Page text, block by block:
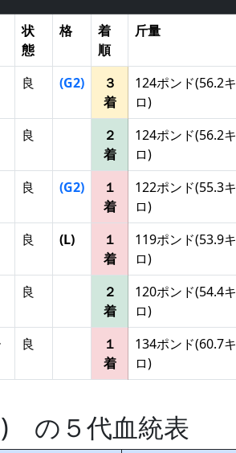
状
態
格
着
順
斤量
良 (G2)
３
着
124ポンド(56.2キ
ロ)
良
２
着
124ポンド(56.2キ
ロ)
良 (G2)
１
着
122ポンド(55.3キ
ロ)
良 (L)
１
着
119ポンド(53.9キ
ロ)
良
２
着
120ポンド(54.4キ
ロ)
良
１
着
134ポンド(60.7キ
ロ)
の５代血統表